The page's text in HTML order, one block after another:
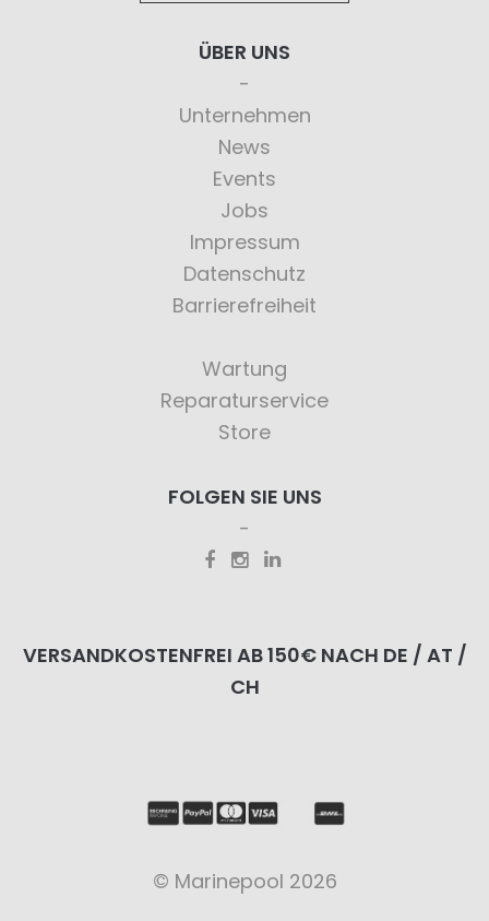
ÜBER UNS
Unternehmen
News
Events
Jobs
Impressum
Datenschutz
Barrierefreiheit
Wartung
Reparaturservice
Store
FOLGEN SIE UNS
VERSANDKOSTENFREI AB 150€ NACH DE / AT /
CH
© Marinepool 2026